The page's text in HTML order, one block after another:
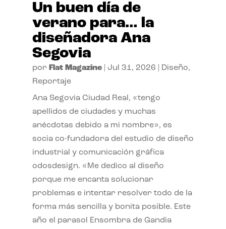
Un buen día de
verano para… la
diseñadora Ana
Segovia
por Flat Magazine| Jul 31, 2026 Diseño,
Reportaje
Ana Segovia Ciudad Real, «tengo
apellidos de ciudades y muchas
anécdotas debido a mi nombre», es
socia co-fundadora del estudio de diseño
industrial y comunicación gráfica
odosdesign. «Me dedico al diseño
porque me encanta solucionar
problemas e intentar resolver todo de la
forma más sencilla y bonita posible. Este
año el parasol Ensombra de Gandia